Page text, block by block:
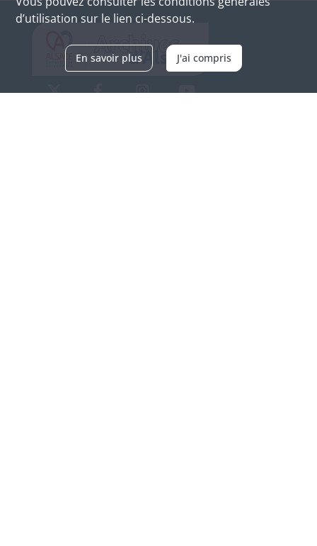
d’utilisation sur le lien ci-dessous.
En savoir plus J'ai compris